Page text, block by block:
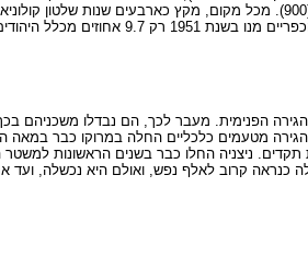
(1,000), ארפוד (1,400), תארודאנת (1,000), ודבדו (900). מכל
אותה שנה 37.3 אחוז מכלל יהודי הארץ.
הפנימית. מעבר לכך, הם נבדלו משכניהם
מטעמים כלכליים החלה במרוקו כבר
תקדים. ניצניה החלו כבר בשנים הראשונות